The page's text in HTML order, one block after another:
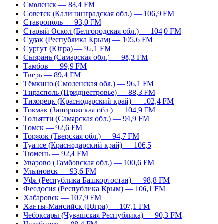
Смоленск — 88,4 FM
Советск (Калининградская обл.) — 106,9 FM
Ставрополь — 93,0 FM
Старый Оскол (Белгородская обл.) — 104,0 FM
Судак (Республика Крым) — 105,6 FM
Сургут (Югра) — 92,1 FM
Сызрань (Самарская обл.) — 98,3 FM
Тамбов — 99,9 FM
Тверь — 89,4 FM
Тёмкино (Смоленская обл.) — 96,1 FM
Тирасполь (Приднестровье) — 88,3 FM
Тихорецк (Краснодарский край) — 102,4 FM
Токмак (Запорожская обл.) — 104,9 FM
Тольятти (Самарская обл.) — 94,9 FM
Томск — 92,6 FM
Торжок (Тверская обл.) — 94,7 FM
Туапсе (Краснодарский край) — 106,5
Тюмень — 92,4 FM
Уварово (Тамбовская обл.) — 100,6 FM
Ульяновск — 93,6 FM
Уфа (Республика Башкортостан) — 98,8 FM
Феодосия (Республика Крым) — 106,1 FM
Хабаровск — 107,9 FM
Ханты-Мансийск (Югра) — 107,1 FM
Чебоксары (Чувашская Республика) — 90,3 FM